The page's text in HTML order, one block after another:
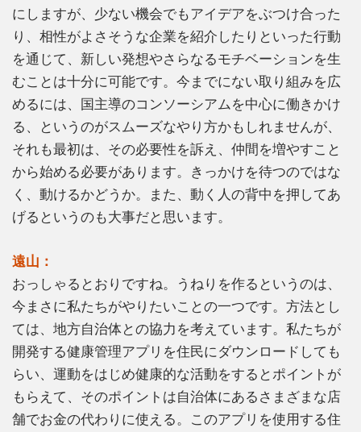
にしますが、少ない機会でもアイデアをぶつけ合った
り、相性がよさそうな企業を紹介したりといった行動
を通じて、新しい発想やさらなるモチベーションを生
むことは十分に可能です。今までにない取り組みを広
めるには、国主導のコンソーシアムを中心に働きかけ
る、というのがスムーズなやり方かもしれませんが、
それも最初は、その必要性を訴え、仲間を増やすこと
から始める必要があります。きっかけを待つのではな
く、動けるかどうか。また、動く人の背中を押してあ
げるというのも大事だと思います。
遠山：
おっしゃるとおりですね。うねりを作るというのは、
今まさに私たちがやりたいことの一つです。方法とし
ては、地方自治体との協力を考えています。私たちが
開発する健康管理アプリを住民にダウンロードしても
らい、運動をはじめ健康的な活動をするとポイントが
もらえて、そのポイントは自治体にあるさまざまな店
舗でお金の代わりに使える。このアプリを使用する住